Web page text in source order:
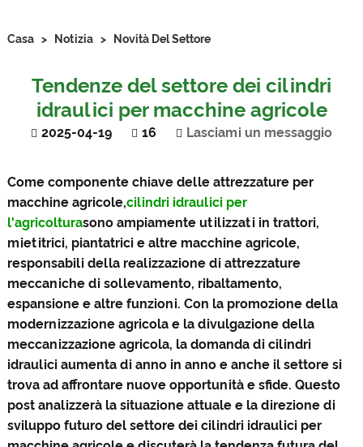
Casa > Notizia > Novità Del Settore
Tendenze del settore dei cilindri
idraulici per macchine agricole
2025-04-19 16 Lasciami un messaggio
Come componente chiave delle attrezzature per
macchine agricole,cilindri idraulici per
l'agricolturasono ampiamente utilizzati in trattori,
mietitrici, piantatrici e altre macchine agricole,
responsabili della realizzazione di attrezzature
meccaniche di sollevamento, ribaltamento,
espansione e altre funzioni. Con la promozione della
modernizzazione agricola e la divulgazione della
meccanizzazione agricola, la domanda di cilindri
idraulici aumenta di anno in anno e anche il settore si
trova ad affrontare nuove opportunità e sfide. Questo
post analizzerà la situazione attuale e la direzione di
sviluppo futuro del settore dei cilindri idraulici per